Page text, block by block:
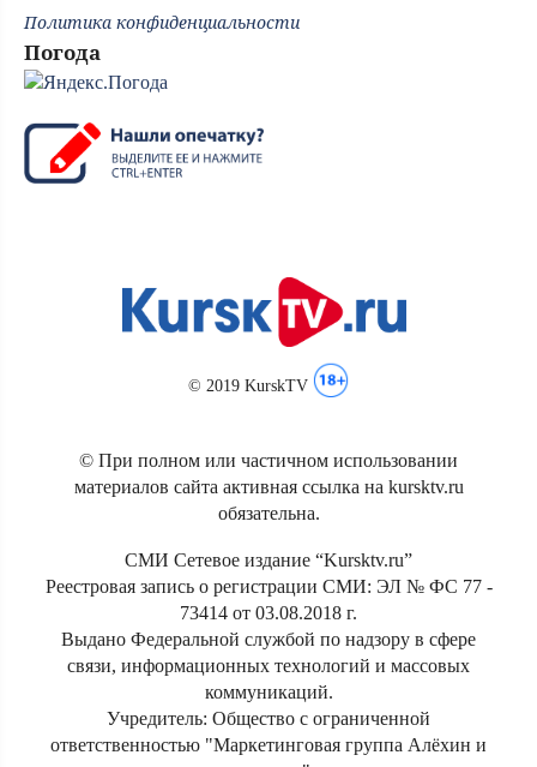
Политика конфиденциальности
Погода
© 2019 KurskTV
© При полном или частичном использовании
материалов сайта активная ссылка на kursktv.ru
обязательна.
СМИ Сетевое издание “Kursktv.ru”
Реестровая запись о регистрации СМИ: ЭЛ № ФС 77 -
73414 от 03.08.2018 г.
Выдано Федеральной службой по надзору в сфере
связи, информационных технологий и массовых
коммуникаций.
Учредитель: Общество с ограниченной
ответственностью "Маркетинговая группа Алёхин и